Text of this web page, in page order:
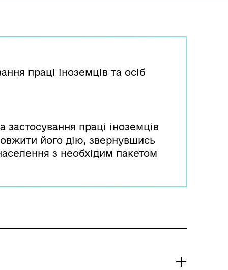
праці іноземців та осіб
праці іноземців
його дію, звернувшись
з необхідим пакетом